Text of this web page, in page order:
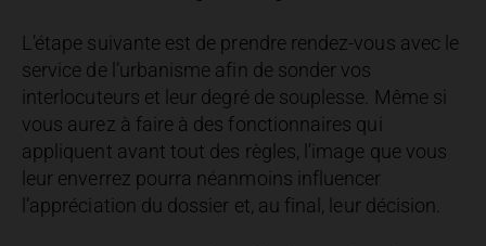
L’étape suivante est de prendre rendez-vous avec le
service de l’urbanisme afin de sonder vos
interlocuteurs et leur degré de souplesse. Même si
vous aurez à faire à des fonctionnaires qui
appliquent avant tout des règles, l’image que vous
leur enverrez pourra néanmoins influencer
l’appréciation du dossier et, au final, leur décision.